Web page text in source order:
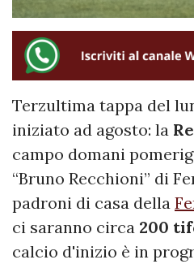
Terzultima tappa del
iniziato ad agosto: la
campo domani
“Bruno Recchioni” di
padroni di casa della
ci saranno circa 200
calcio d'inizio è in